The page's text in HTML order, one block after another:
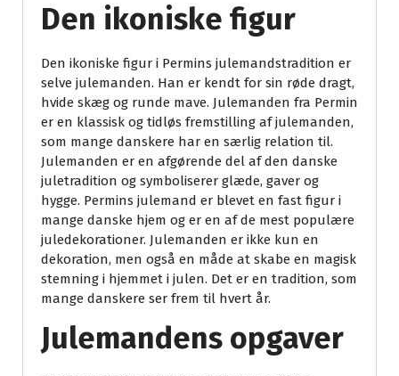
Den ikoniske figur
Den ikoniske figur i Permins julemandstradition er
selve julemanden. Han er kendt for sin røde dragt,
hvide skæg og runde mave. Julemanden fra Permin
er en klassisk og tidløs fremstilling af julemanden,
som mange danskere har en særlig relation til.
Julemanden er en afgørende del af den danske
juletradition og symboliserer glæde, gaver og
hygge. Permins julemand er blevet en fast figur i
mange danske hjem og er en af de mest populære
juledekorationer. Julemanden er ikke kun en
dekoration, men også en måde at skabe en magisk
stemning i hjemmet i julen. Det er en tradition, som
mange danskere ser frem til hvert år.
Julemandens opgaver